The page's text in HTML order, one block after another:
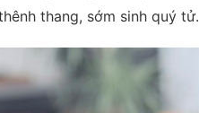
thang, sớm sinh quý tử.